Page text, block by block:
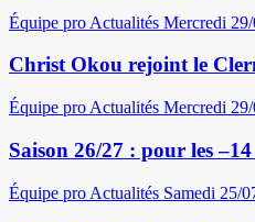
Équipe pro Actualités Mercredi
Christ Okou rejoint le
Équipe pro Actualités Mercredi
Saison 26/27 : pour les
Équipe pro Actualités Samedi 25/